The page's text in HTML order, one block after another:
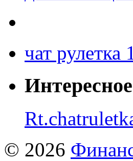
чат рулетка
Интересное
© 2026